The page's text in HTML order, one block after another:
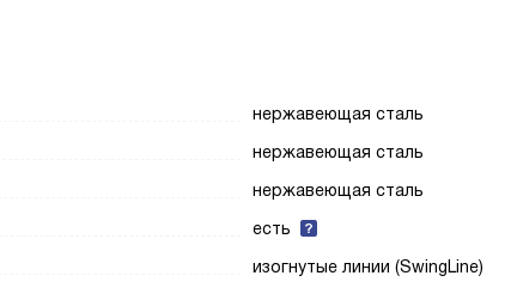
нержавеющая сталь
нержавеющая сталь
нержавеющая сталь
есть
изогнутые линии (SwingLine)